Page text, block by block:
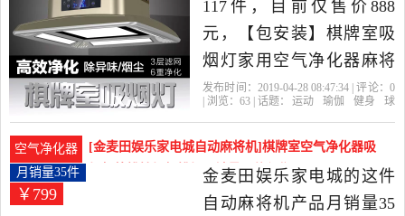
117件，目前仅售价888
元，【包安装】棋牌室吸
烟灯家用空气净化器麻将
房会所馆二手烟除烟机是
店精选运动,瑜伽,健身,球迷
用品当中性价比很高的自
动麻将机，由浙江 宁波发
发布时间：2019-04-28 08:47:34 | 评论： 0
| 浏览： 63 | 话题： 运动 瑜伽 健身
球
空气净化器
[金麦田娱乐家电城自动麻将机]棋牌室空气净化器吸
烟灯外排抽烟机排烟月销量35件仅售799元
￥799
月销量35件
金麦田娱乐家电城的这件
自动麻将机产品月销量35